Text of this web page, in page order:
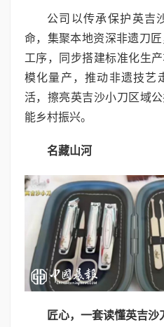
公司以传承保护英吉
命，集聚本地资深非遗刀
工序，同步搭建标准化生
模化量产，推动非遗技艺
活，擦亮英吉沙小刀区域
能乡村振兴。
名藏山河
匠心，一套读懂英吉沙